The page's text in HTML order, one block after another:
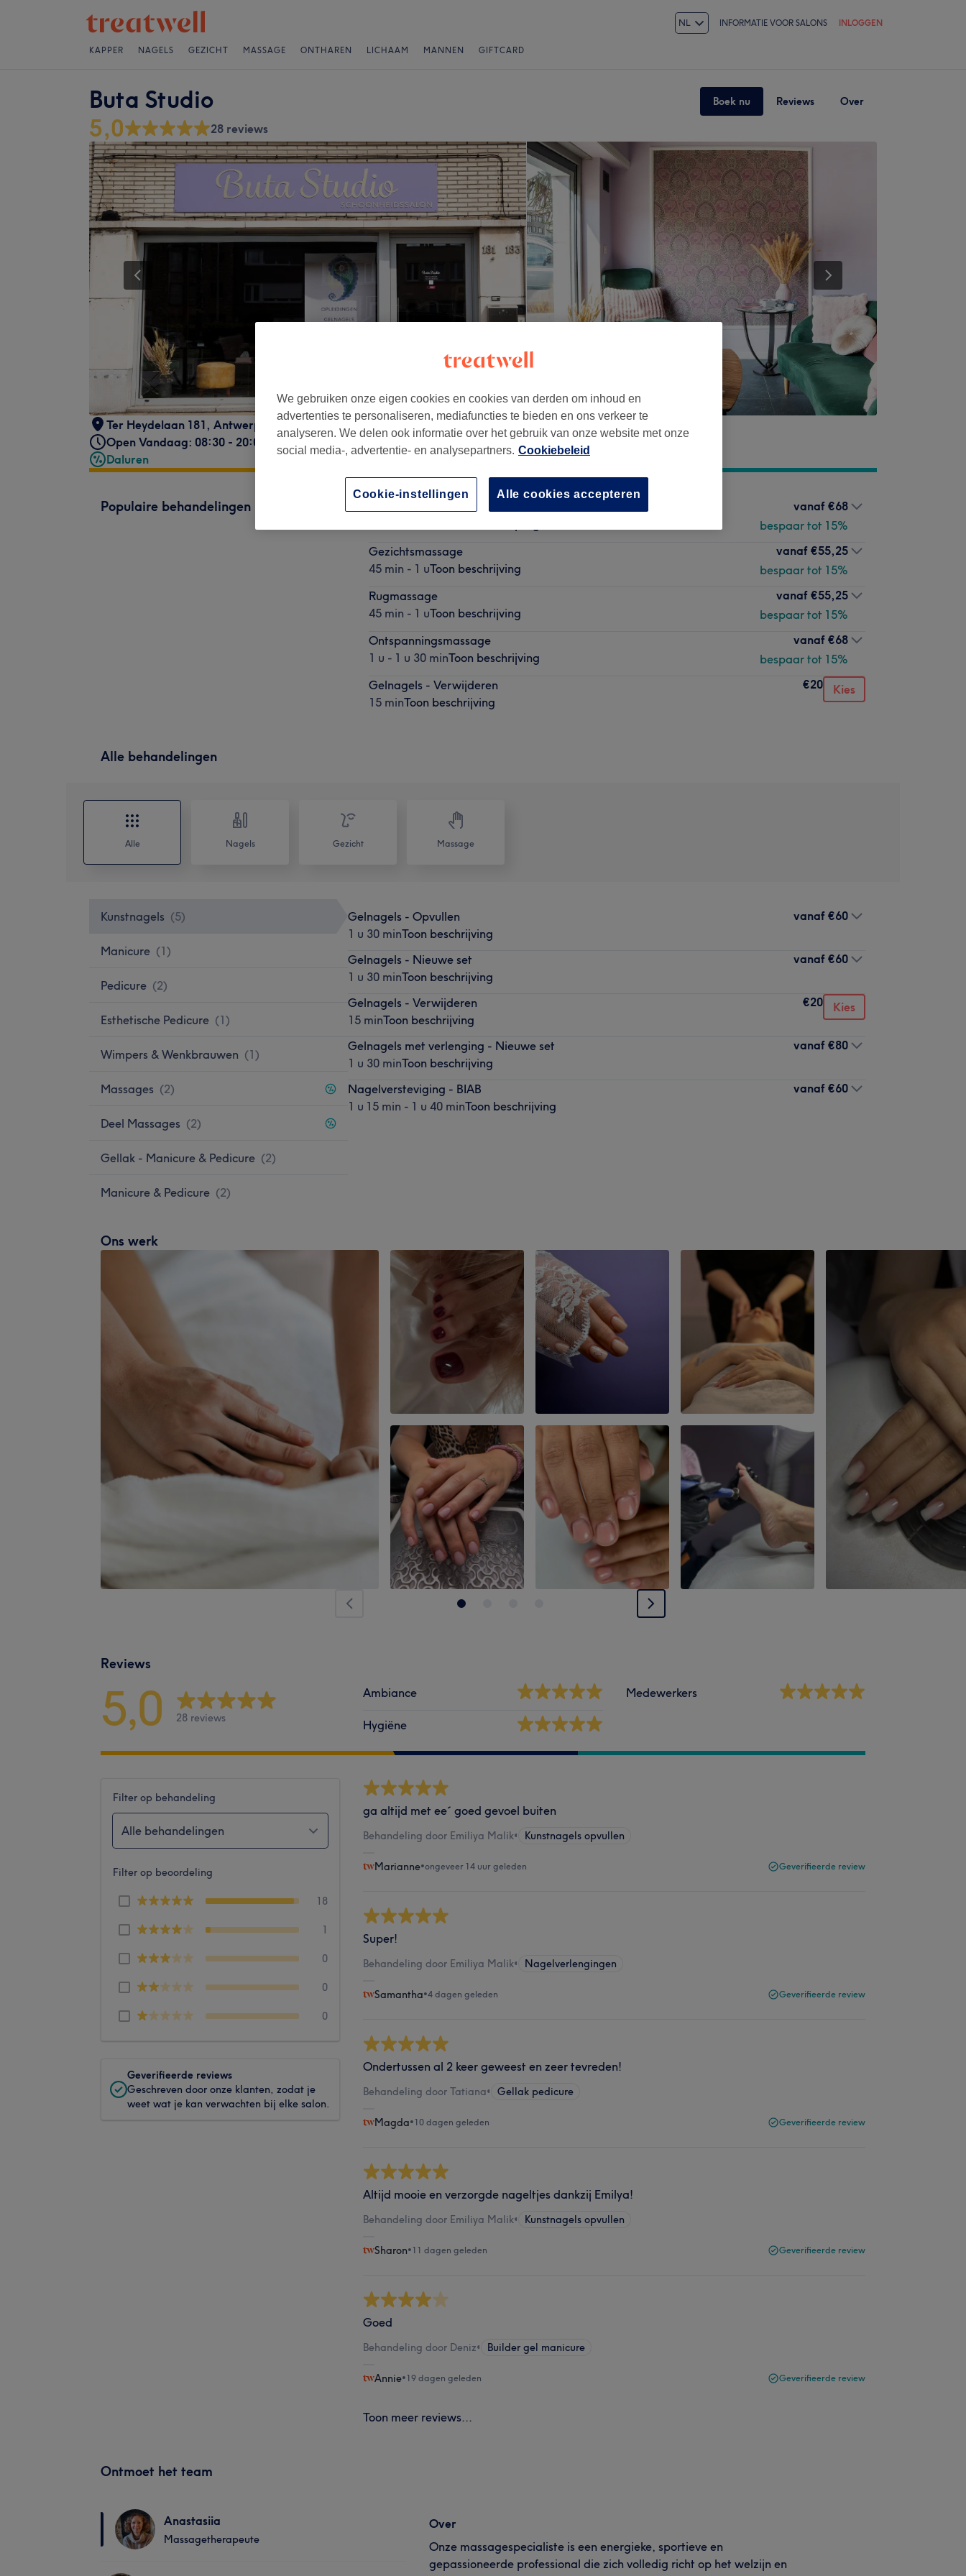
NL INFORMATIE VOOR SALONS INLOGGEN
KAPPER NAGELS GEZICHT MASSAGE ONTHAREN LICHAAM MANNEN GIFTCARD
Buta Studio Boek nu Reviews Over
5,0 28 reviews
Ter Heydelaan 181 , Antwerpen , 2100
Open Vandaag: 08:30 - 20:00
Daluren
Populaire behandelingen vanaf €68
bespaar tot 15%
Gezichtsmassage
45 min - 1 uToon beschrijving
vanaf €55,25
bespaar tot 15%
Rugmassage
45 min - 1 uToon beschrijving
vanaf €55,25
bespaar tot 15%
Ontspanningsmassage
1 u - 1 u 30 minToon beschrijving
vanaf €68
bespaar tot 15%
Gelnagels - Verwijderen
15 minToon beschrijving
€20 Kies
Alle behandelingen
Alle Nagels Gezicht Massage
Kunstnagels (5)
Manicure (1)
Pedicure (2)
Esthetische Pedicure (1)
Wimpers & Wenkbrauwen (1)
Massages (2)
Deel Massages (2)
Gellak - Manicure & Pedicure (2)
Manicure & Pedicure (2)
Gelnagels - Opvullen
1 u 30 minToon beschrijving
vanaf €60
Gelnagels - Nieuwe set
1 u 30 minToon beschrijving
vanaf €60
Gelnagels - Verwijderen
15 minToon beschrijving
€20 Kies
Gelnagels met verlenging - Nieuwe set
1 u 30 minToon beschrijving
vanaf €80
Nagelversteviging - BIAB
1 u 15 min - 1 u 40 minToon beschrijving
vanaf €60
Ons werk
Reviews
5,0 28 reviews
Ambiance
Hygiëne
Medewerkers
Filter op behandeling
Alle behandelingen
Filter op beoordeling
18
1
0
0
0
Geverifieerde reviews
Geschreven door onze klanten, zodat je
weet wat je kan verwachten bij elke salon.
ga altijd met ee´ goed gevoel buiten
Behandeling door Emiliya Malik• Kunstnagels opvullen
Marianne•ongeveer 14 uur geleden Geverifieerde review
Super!
Behandeling door Emiliya Malik• Nagelverlengingen
Samantha•4 dagen geleden Geverifieerde review
Ondertussen al 2 keer geweest en zeer tevreden!
Behandeling door Tatiana• Gellak pedicure
Magda•10 dagen geleden Geverifieerde review
Altijd mooie en verzorgde nageltjes dankzij Emilya!
Behandeling door Emiliya Malik• Kunstnagels opvullen
Sharon•11 dagen geleden Geverifieerde review
Goed
Behandeling door Deniz• Builder gel manicure
Annie•19 dagen geleden Geverifieerde review
Toon meer reviews...
Ontmoet het team
Anastasiia
Massagetherapeute
Over
Onze massagespecialiste is een energieke, sportieve en
gepassioneerde professional die zich volledig richt op het welzijn en
We gebruiken onze eigen cookies en cookies van derden om inhoud en
advertenties te personaliseren, mediafuncties te bieden en ons verkeer te
analyseren. We delen ook informatie over het gebruik van onze website met onze
social media-, advertentie- en analysepartners. Cookiebeleid
Alle cookies accepteren
Cookie-instellingen